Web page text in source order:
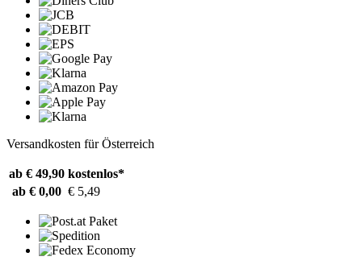
Versandkosten für Österreich
ab € 49,90 kostenlos*
ab € 0,00 € 5,49